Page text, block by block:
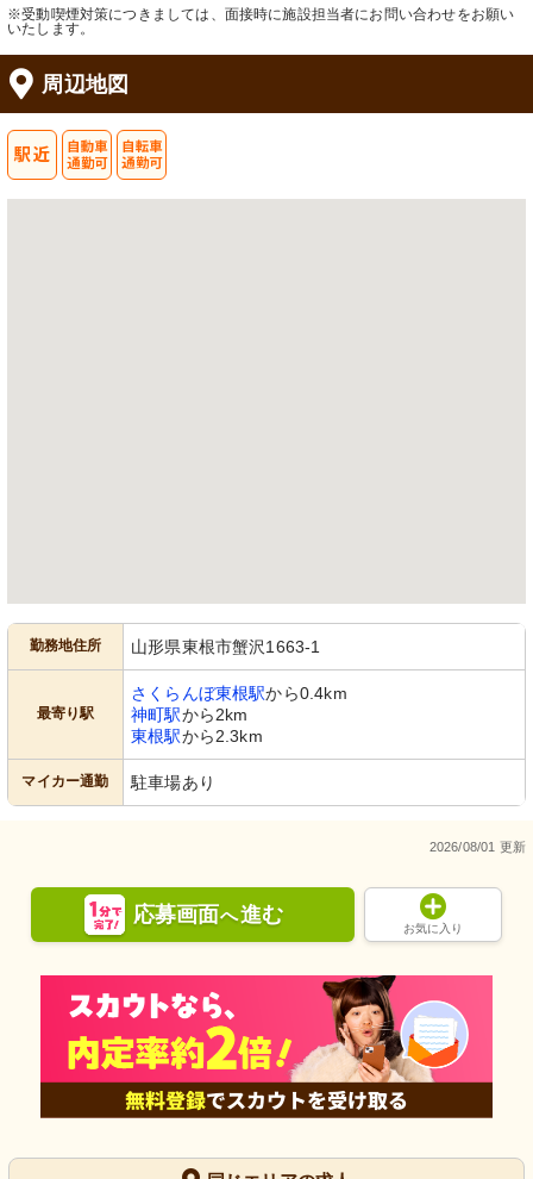
※受動喫煙対策につきましては、面接時に施設担当者にお問い合わせをお願い
いたします。
周辺地図
勤務地住所 山形県東根市蟹沢1663-1
最寄り駅
さくらんぼ東根駅から0.4km
神町駅から2km
東根駅から2.3km
マイカー通勤 駐車場あり
2026/08/01 更新
応募画面へ進む
お気に入り